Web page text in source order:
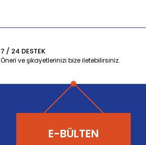
7 / 24 DESTEK
Öneri ve şikayetlerinizi bize iletebilirsiniz.
E-BÜLTEN